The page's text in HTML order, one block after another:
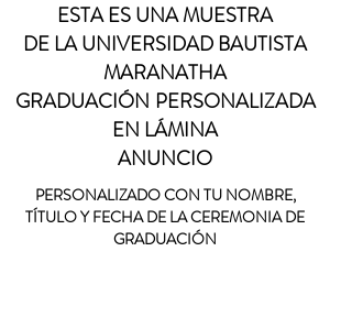
ESTA ES UNA MUESTRA
DE LA UNIVERSIDAD BAUTISTA
MARANATHA
GRADUACIÓN PERSONALIZADA
EN LÁMINA
ANUNCIO
PERSONALIZADO CON TU NOMBRE,
TÍTULO Y FECHA DE LA CEREMONIA DE
GRADUACIÓN